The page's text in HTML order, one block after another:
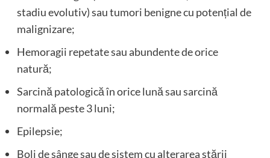
stadiu evolutiv) sau tumori benigne cu potențial de
malignizare;
Hemoragii repetate sau abundente de orice
natură;
Sarcină patologică în orice lună sau sarcină
normală peste 3 luni;
Epilepsie;
Boli de sânge sau de sistem cu alterarea stării